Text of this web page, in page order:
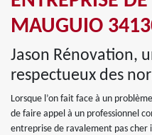
MAUGUIO
Jason Rénovation,
respectueux des
Lorsque l’on fait face à un
de faire appel à un professionnel
entreprise de ravalement pas cher